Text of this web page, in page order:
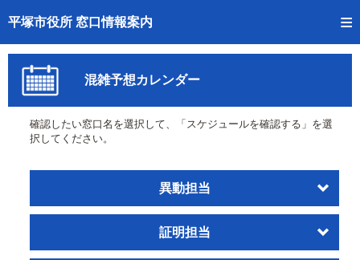
平塚市役所 窓口情報案内
トップページへ
ご利用方法
事前予約
予約状況確認
混雑予想カレンダー
確認したい窓口名を選択して、「スケジュールを確認する」を選
択してください。
異動担当
証明担当